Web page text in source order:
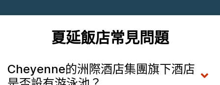
夏延飯店常見問題
Cheyenne的洲際酒店集團旗下酒店